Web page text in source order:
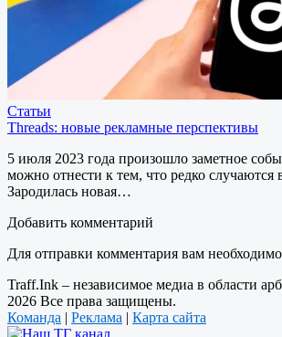
Статьи
Threads: новые рекламные перспективы
5 июля 2023 года произошло заметное
можно отнести к тем, что редко случаются
Зародилась новая…
Добавить комментарий
Для отправки комментария вам необходимо
Traff.Ink – независимое медиа в области
2026 Все права защищены.
Команда | Реклама | Карта сайта